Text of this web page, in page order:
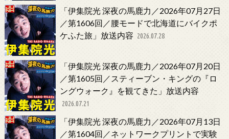
「伊集院光 深夜の馬鹿力／2026年07月27日
／第1606回／腰モードで北海道にバイクポ
ケふた旅」放送内容 2026.07.28
「伊集院光 深夜の馬鹿力／2026年07月20日
／第1605回／スティーブン・キングの『ロ
ングウォーク』を観てきた」放送内容
2026.07.21
「伊集院光 深夜の馬鹿力／2026年07月13日
／第1604回／ネットワークプリントで実験